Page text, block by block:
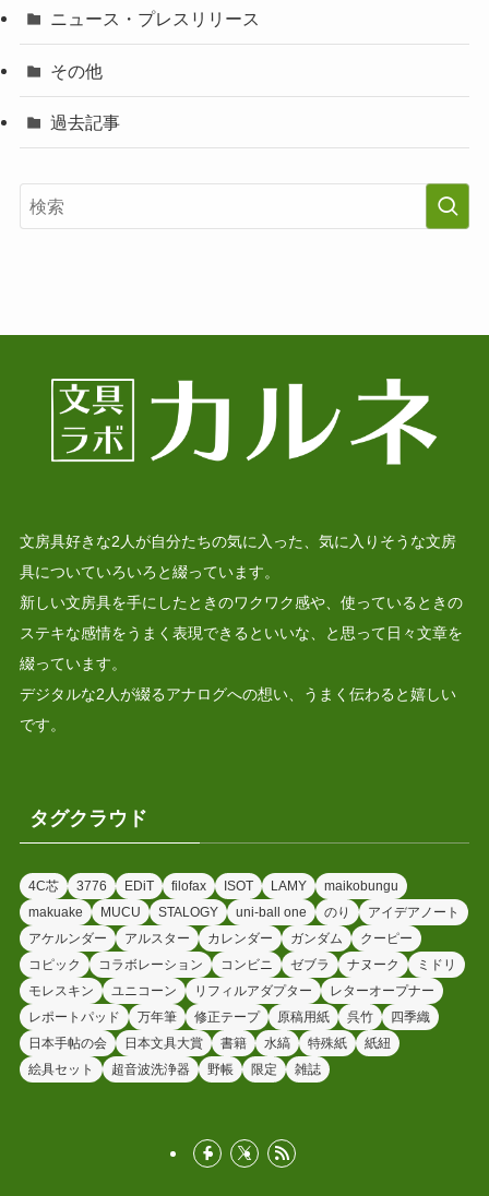
ニュース・プレスリリース
その他
過去記事
文房具好きな2人が自分たちの気に入った、気に入りそうな文房
具についていろいろと綴っています。
新しい文房具を手にしたときのワクワク感や、使っているときの
ステキな感情をうまく表現できるといいな、と思って日々文章を
綴っています。
デジタルな2人が綴るアナログへの想い、うまく伝わると嬉しい
です。
タグクラウド
4C芯 3776 EDiT filofax ISOT LAMY
maikobungu
makuake
MUCU STALOGY uni-ball one のり
アイデアノート
アケルンダー
アルスター カレンダー ガンダム
クーピー
コピック
コラボレーション コンビニ ゼブラ ナヌーク
ミドリ
モレスキン
ユニコーン リフィルアダプター
レターオープナー
レポートパッド
万年筆 修正テープ 原稿用紙 呉竹
四季織
日本手帖の会
日本文具大賞 書籍 水縞 特殊紙
紙紐
絵具セット
超音波洗浄器 野帳 限定 雑誌